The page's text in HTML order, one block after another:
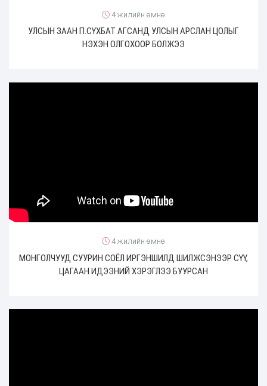
4 жилийн өмнө
УЛСЫН ЗААН П.СҮХБАТ АГСАНД УЛСЫН АРСЛАН ЦОЛЫГ
НЭХЭН ОЛГОХООР БОЛЖЭЭ
4 жилийн өмнө
МОНГОЛЧУУД СУУРИН СОЁЛ ИРГЭНШИЛД ШИЛЖСЭНЭЭР СҮҮ,
ЦАГААН ИДЭЭНИЙ ХЭРЭГЛЭЭ БУУРСАН